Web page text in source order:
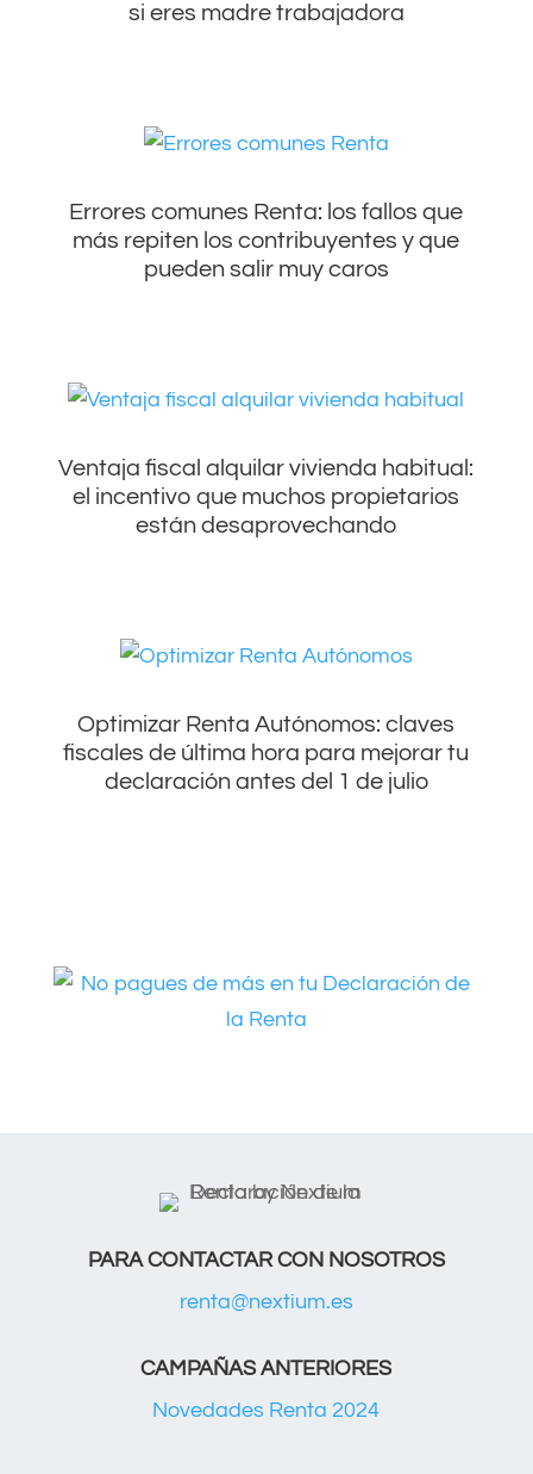
si eres madre trabajadora
Errores comunes Renta: los fallos que
más repiten los contribuyentes y que
pueden salir muy caros
Ventaja fiscal alquilar vivienda habitual:
el incentivo que muchos propietarios
están desaprovechando
Optimizar Renta Autónomos: claves
fiscales de última hora para mejorar tu
declaración antes del 1 de julio
PARA CONTACTAR CON NOSOTROS
renta@nextium.es
CAMPAÑAS ANTERIORES
Novedades Renta 2024